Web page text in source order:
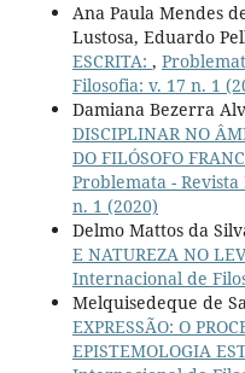
Ana Paula Mendes
Lustosa, Eduardo
ESCRITA: ,
Filosofia: v. 17 n. 1
Damiana Bezerra
DISCIPLINAR NO
DO FILÓSOFO
Problemata -
n. 1 (2020)
Delmo Mattos da
E NATUREZA NO
Internacional de
Melquisedeque de
EXPRESSÃO: O
EPISTEMOLOGIA